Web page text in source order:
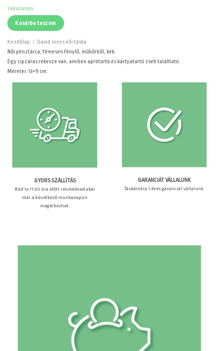
1 készleten
Kosárba teszem
Kezdőlap / David Jones női táska
Női pénztárca, fémesen fénylő, műbőrből, kék.
Egy cipzáras rekesze van, amiben aprótartó és kártyatartó zseb található.
Méretei: 13×9 cm.
GYORS SZÁLLÍTÁS
Add le 11:00 óra előtt rendelésed akár
már a következő munkanapon
megérkezhet.
GARANCIÁT VÁLLALUNK
Táskáinkra 1 éves garanciát vállalunk.